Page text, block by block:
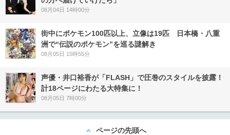
08月04日 14時00分
街中にポケモン100匹以上、立像は19匹 日本橋・八重
洲で“伝説のポケモン”を巡る謎解き
08月05日 15時55分
声優・井口裕香が「FLASH」で圧巻のスタイルを披露！
計18ページにわたる大特集に！
08月05日 7時00分
ページの先頭へ